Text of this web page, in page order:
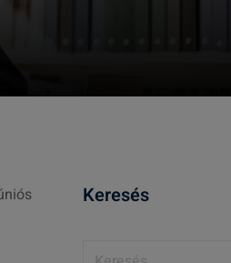
Keresés